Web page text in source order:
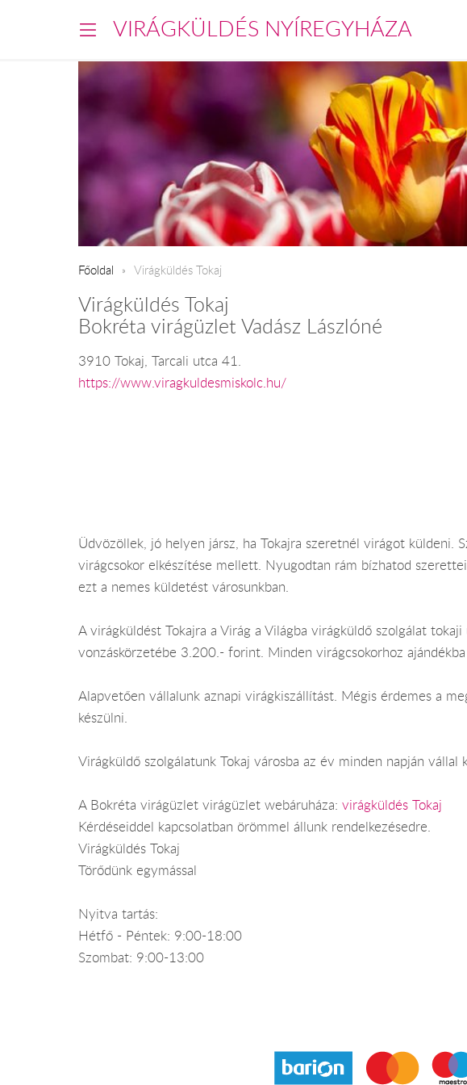
VIRÁGKÜLDÉS NYÍREGYHÁZA
Főoldal Virágküldés Tokaj
Virágküldés Tokaj
Bokréta virágüzlet Vadász Lászlóné
3910 Tokaj, Tarcali utca 41.
https://www.viragkuldesmiskolc.hu/
Üdvözöllek, jó helyen jársz, ha Tokajra szeretnél virágot küldeni.
virágcsokor elkészítése mellett. Nyugodtan rám bízhatod
ezt a nemes küldetést városunkban.
A virágküldést Tokajra a Virág a Világba virágküldő szolgálat
vonzáskörzetébe 3.200.- forint. Minden virágcsokorhoz
Alapvetően vállalunk aznapi virágkiszállítást. Mégis érdemes a
készülni.
Virágküldő szolgálatunk Tokaj városba az év minden napján
A Bokréta virágüzlet virágüzlet webáruháza: virágküldés Tokaj
Kérdéseiddel kapcsolatban örömmel állunk rendelkezésedre.
Virágküldés Tokaj
Törődünk egymással
Nyitva tartás:
Hétfő - Péntek: 9:00-18:00
Szombat: 9:00-13:00